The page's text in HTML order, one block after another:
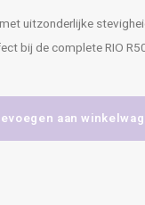
uitzonderlijke
bij de complete RIO
aan